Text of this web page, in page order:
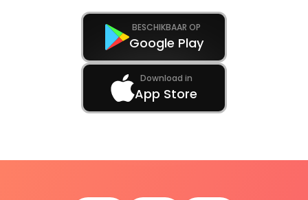
BESCHIKBAAR OP
Google Play
Download in
App Store